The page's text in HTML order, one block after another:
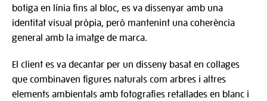
botiga en línia fins al bloc, es va dissenyar amb una
identitat visual pròpia, però mantenint una coherència
general amb la imatge de marca.
El client es va decantar per un disseny basat en collages
que combinaven figures naturals com arbres i altres
elements ambientals amb fotografies retallades en blanc i